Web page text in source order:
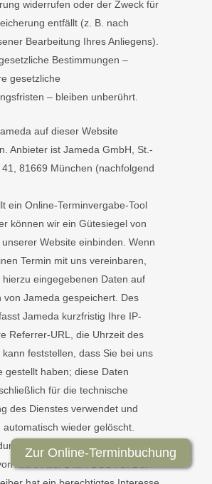
widerrufen oder der Zweck für
entfällt (z. B. nach
Bearbeitung Ihres Anliegens).
Bestimmungen –
gesetzliche
– bleiben unberührt.
auf dieser Website
Anbieter ist Jameda GmbH, St.-
81669 München (nachfolgend
ein Online-Terminvergabe-Tool
können wir ein Gütesiegel von
Website einbinden. Wenn
Termin mit uns vereinbaren,
eingegebenen Daten auf
von Jameda gespeichert. Des
Jameda kurzfristig Ihre IP-
Referrer-URL, die Uhrzeit des
feststellen, dass Sie bei uns
gestellt haben; diese Daten
für die technische
des Dienstes verwendet und
wieder gelöscht.
von Jameda erfolgt auf
Art. 6 Abs. 1 lit. f DSGVO. Der
Zur Online-Terminbuchung